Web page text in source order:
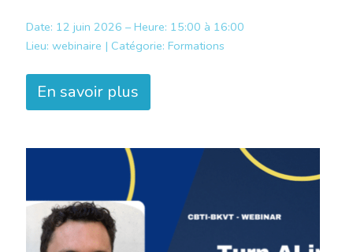
Date: 12 juin 2026 – Heure: 15:00 à 16:00
Lieu: webinaire | Catégorie: Formations
En savoir plus